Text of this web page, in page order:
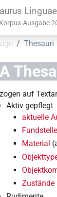
Korpus-Ausgabe
Thesauri
auf
Aktiv gepflegt
aktuelle
Material
Zustände